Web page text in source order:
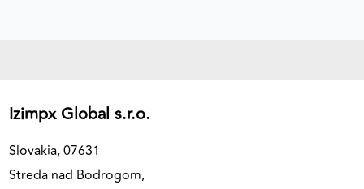
Izimpx Global s.r.o.
Slovakia, 07631
Streda nad Bodrogom,